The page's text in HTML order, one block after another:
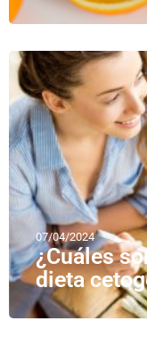
07/04/2024
¿Cuáles
dieta